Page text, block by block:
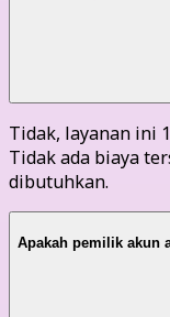
Tidak, layanan ini
Tidak ada biaya
dibutuhkan.
Apakah pemilik akun